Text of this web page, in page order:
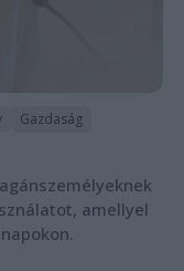
Gazdaság
amellyel